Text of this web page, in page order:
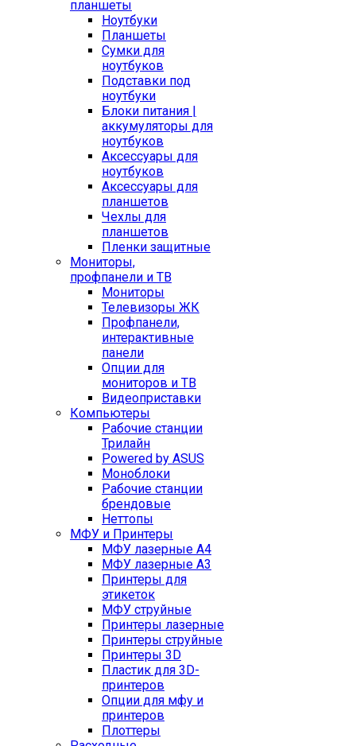
планшеты
Ноутбуки
Планшеты
Сумки для
ноутбуков
Подставки под
ноутбуки
Блоки питания |
аккумуляторы для
ноутбуков
Аксессуары для
ноутбуков
Аксессуары для
планшетов
Чехлы для
планшетов
Пленки защитные
Мониторы,
профпанели и ТВ
Мониторы
Телевизоры ЖК
Профпанели,
интерактивные
панели
Опции для
мониторов и ТВ
Видеоприставки
Компьютеры
Рабочие станции
Трилайн
Powered by ASUS
Моноблоки
Рабочие станции
брендовые
Неттопы
МФУ и Принтеры
МФУ лазерные А4
МФУ лазерные А3
Принтеры для
этикеток
МФУ струйные
Принтеры лазерные
Принтеры струйные
Принтеры 3D
Пластик для 3D-
принтеров
Опции для мфу и
принтеров
Плоттеры